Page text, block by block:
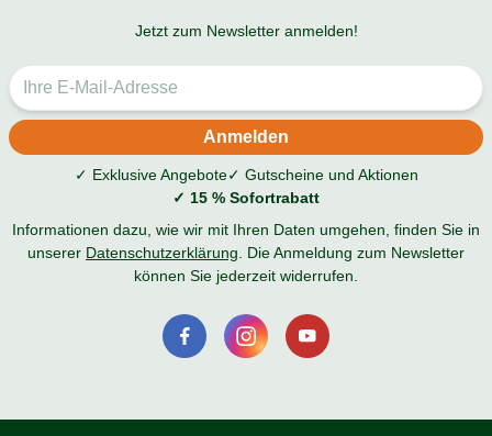
Jetzt zum Newsletter anmelden!
✓ Exklusive Angebote✓ Gutscheine und Aktionen
✓ 15 % Sofortrabatt
Informationen dazu, wie wir mit Ihren Daten umgehen, finden Sie in
unserer Datenschutzerklärung. Die Anmeldung zum Newsletter
können Sie jederzeit widerrufen.